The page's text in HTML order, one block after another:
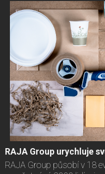
RAJA Group urychluje
RAJA Group působí v 18